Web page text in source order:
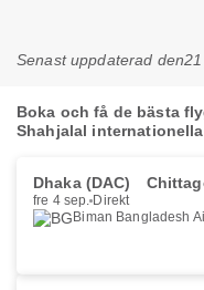
Senast uppdaterad den
Boka och få de bästa
Shahjalal
Dhaka (DAC)
fre 4 sep. Direkt
Biman Bangladesh